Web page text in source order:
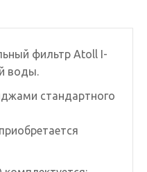
фильтр Atoll I-
воды.
стандартного